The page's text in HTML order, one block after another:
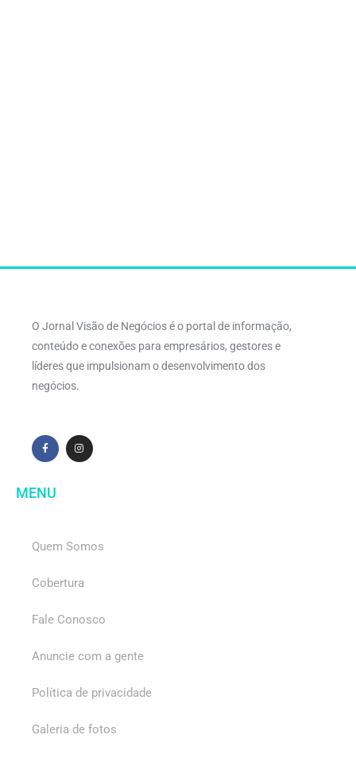
O Jornal Visão de Negócios é o portal de informação,
conteúdo e conexões para empresários, gestores e
líderes que impulsionam o desenvolvimento dos
negócios.
MENU
Quem Somos
Cobertura
Fale Conosco
Anuncie com a gente
Política de privacidade
Galeria de fotos